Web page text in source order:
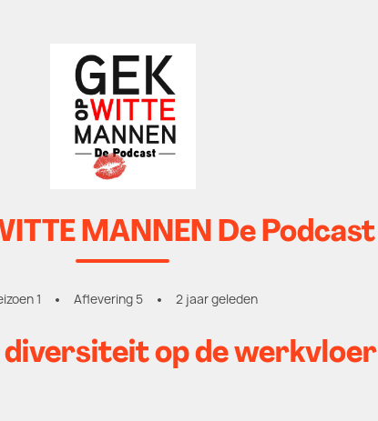
MANNEN De Podcast
1 Aflevering 5 2 jaar geleden
op de werkvloer